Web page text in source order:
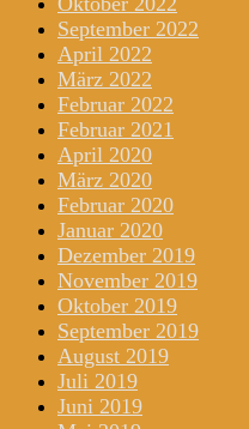
September 2022
April 2022
März 2022
Februar 2022
Februar 2021
April 2020
März 2020
Februar 2020
Januar 2020
Dezember 2019
November 2019
Oktober 2019
September 2019
August 2019
Juli 2019
Juni 2019